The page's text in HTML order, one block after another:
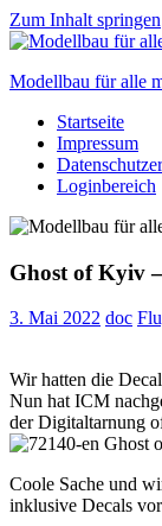
Zum Inhalt springen
Modellbau für alle
Scale
modelling
to
Startseite
Impressum
Loginbereich
Ghost of Kyiv
3. Mai 2022 doc
Wir hatten die
Nun hat ICM
der Digitaltarnung
Coole Sache und
inklusive Decals